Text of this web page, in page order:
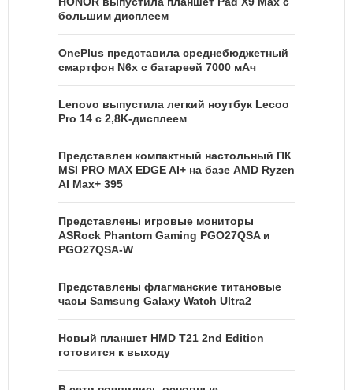
большим дисплеем
OnePlus представила среднебюджетный
смартфон N6x с батареей 7000 мАч
Lenovo выпустила легкий ноутбук Lecoo
Pro 14 с 2,8K-дисплеем
Представлен компактный настольный ПК
MSI PRO MAX EDGE AI+ на базе AMD Ryzen
AI Max+ 395
Представлены игровые мониторы
ASRock Phantom Gaming PGO27QSA и
PGO27QSA-W
Представлены флагманские титановые
часы Samsung Galaxy Watch Ultra2
Новый планшет HMD T21 2nd Edition
готовится к выходу